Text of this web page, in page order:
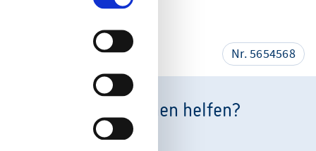
Nr. 5654568
Wie können wir Ihnen helfen?
Unsere Anschrift: